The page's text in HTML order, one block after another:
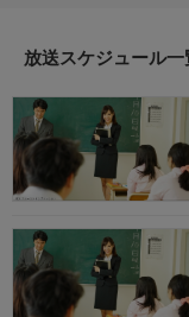
放送スケジュール一